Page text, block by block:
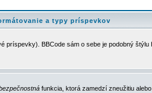
a typy príspevkov
príspevky). BBCode sám o sebe je podobný
funkcia, ktorá zamedzí zneužitiu